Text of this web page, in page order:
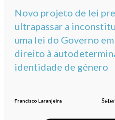
Novo projeto de lei
ultrapassar a
uma lei do Governo
direito à
identidade de género
Francisco Laranjeira